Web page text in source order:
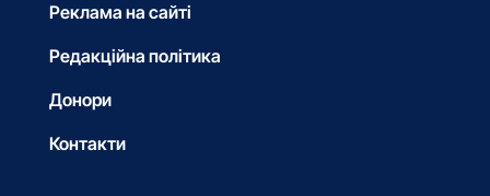
Реклама на сайті
Редакційна політика
Донори
Контакти